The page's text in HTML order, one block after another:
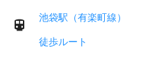
池袋駅（有楽町線）
徒歩ルート